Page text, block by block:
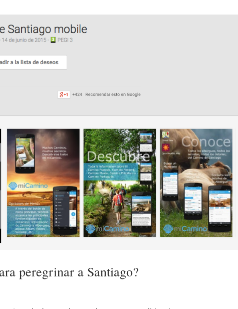
peregrinar a Santiago?